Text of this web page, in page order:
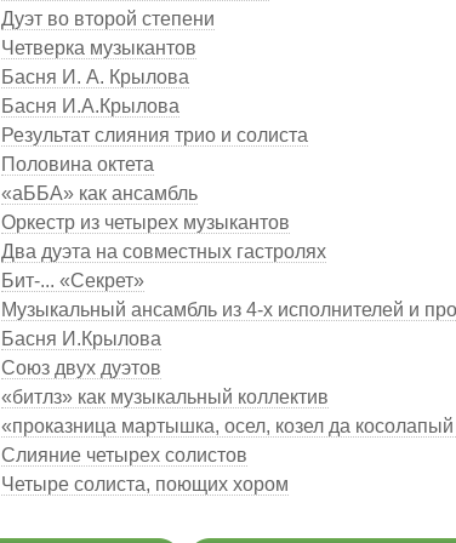
Дуэт во второй степени
Четверка музыкантов
Басня И. А. Крылова
Басня И.А.Крылова
Результат слияния трио и солиста
Половина октета
«аББА» как ансамбль
Оркестр из четырех музыкантов
Два дуэта на совместных гастролях
Бит-... «Секрет»
Музыкальный ансамбль из 4-х исполнителей и
Басня И.Крылова
Союз двух дуэтов
«битлз» как музыкальный коллектив
«проказница мартышка, осел, козел да
Слияние четырех солистов
Четыре солиста, поющих хором